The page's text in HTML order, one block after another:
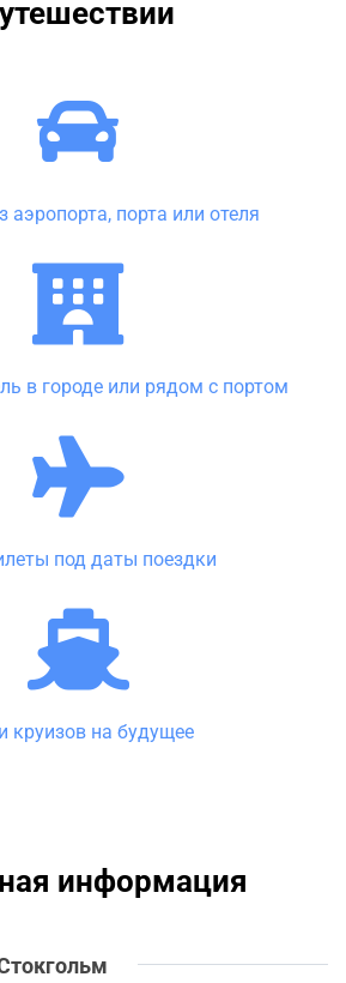
аэропорта, порта или отеля
в городе или рядом с портом
под даты поездки
круизов на будущее
информация